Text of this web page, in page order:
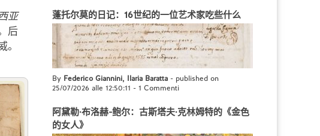
亚
后
蓬托尔莫的日记：16世纪的一位艺术家吃些什么
By Federico Giannini, Ilaria Baratta - published on
25/07/2026 alle 12:50:11 - 1 Commenti
阿黛勒·布洛赫-鲍尔：古斯塔夫·克林姆特的《金色
的女人》